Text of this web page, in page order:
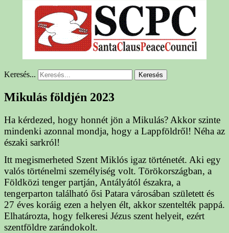
Keresés... Keresés
Mikulás földjén 2023
Ha kérdezed, hogy honnét jön a Mikulás? Akkor szinte
mindenki azonnal mondja, hogy a Lappföldről! Néha az
északi sarkról!
Itt megismerheted Szent Miklós igaz történetét. Aki egy
valós történelmi személyiség volt. Törökországban, a
Földközi tenger partján, Antályától északra, a
tengerparton található ősi Patara városában született és
27 éves koráig ezen a helyen élt, akkor szentelték pappá.
Elhatározta, hogy felkeresi Jézus szent helyeit, ezért
szentföldre zarándokolt.